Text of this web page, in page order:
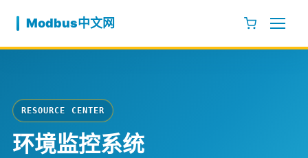
Modbus中文网
RESOURCE CENTER
环境监控系统